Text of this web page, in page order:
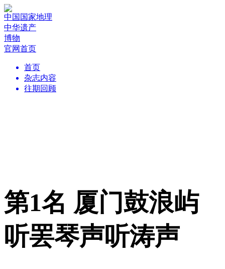
中国国家地理
中华遗产
博物
官网首页
首页
杂志内容
往期回顾
第1名 厦门鼓浪屿
听罢琴声听涛声